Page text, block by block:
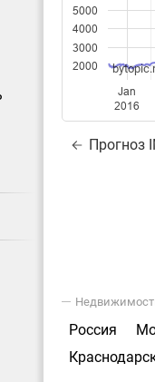
Данные
Jan
2016
2000
3000
4000
5000
Прогноз
Россия